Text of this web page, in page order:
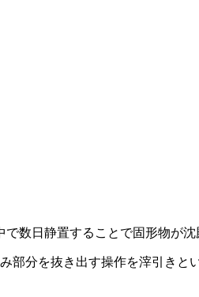
数日静置することで固形物が沈
部分を抜き出す操作を滓引きと